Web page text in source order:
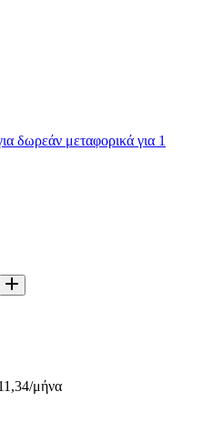
δωρεάν μεταφορικά για 1
/μήνα